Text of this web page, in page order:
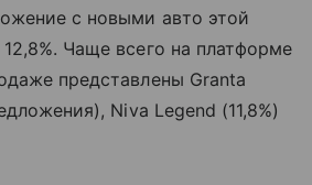
с новыми авто этой
Чаще всего на платформе
представлены Granta
Niva Legend (11,8%)